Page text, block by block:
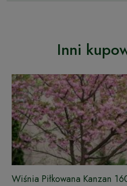
Inni
Wiśnia Piłkowana Kanzan